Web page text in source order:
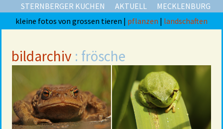
STERNBERGER KUCHEN AKTUELL
MECKLENBURG
kleine fotos von grossen tieren | pflanzen | landschaften
bildarchiv : frösche